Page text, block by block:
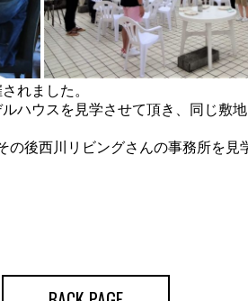
れました。
ハウスを見学させて頂き、同じ敷
の後西川リビングさんの事務所を見